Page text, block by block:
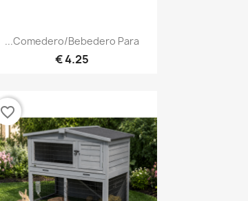
نظرة سريعة
Comedero/Bebedero Para...
4.25 €
favorite_border